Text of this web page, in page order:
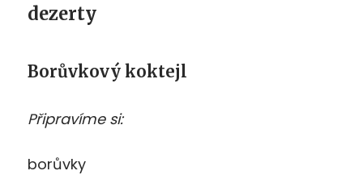
dezerty
Borůvkový koktejl
Připravíme si:
borůvky